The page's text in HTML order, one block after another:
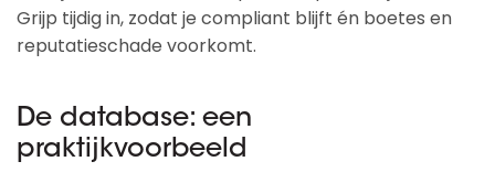
Grijp tijdig in, zodat je compliant blijft én boetes en
reputatieschade voorkomt.
De database: een
praktijkvoorbeeld